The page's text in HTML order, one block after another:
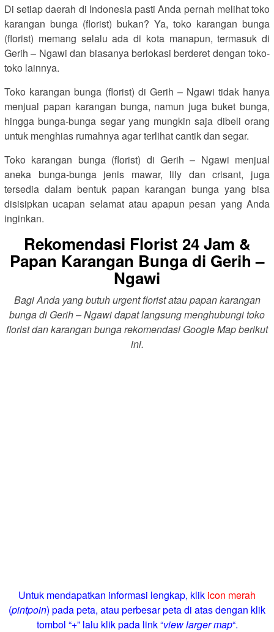
Di setiap daerah di Indonesia pasti Anda pernah melihat toko
karangan bunga (florist) bukan? Ya, toko karangan bunga
(florist) memang selalu ada di kota manapun, termasuk di
Gerih – Ngawi dan biasanya berlokasi berderet dengan toko-
toko lainnya.
Toko karangan bunga (florist) di Gerih – Ngawi tidak hanya
menjual papan karangan bunga, namun juga buket bunga,
hingga bunga-bunga segar yang mungkin saja dibeli orang
untuk menghias rumahnya agar terlihat cantik dan segar.
Toko karangan bunga (florist) di Gerih – Ngawi menjual
aneka bunga-bunga jenis mawar, lily dan crisant, juga
tersedia dalam bentuk papan karangan bunga yang bisa
disisipkan ucapan selamat atau apapun pesan yang Anda
inginkan.
Rekomendasi Florist 24 Jam &
Papan Karangan Bunga di Gerih –
Ngawi
Bagi Anda yang butuh urgent florist atau papan karangan
bunga di Gerih – Ngawi dapat langsung menghubungi toko
florist dan karangan bunga rekomendasi Google Map berikut
ini.
Untuk mendapatkan informasi lengkap, klik icon merah
(pintpoin) pada peta, atau perbesar peta di atas dengan klik
tombol “+” lalu klik pada link “view larger map“.